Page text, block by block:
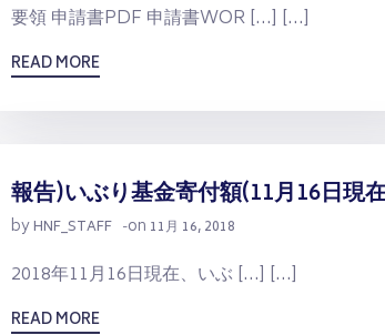
要領 申請書PDF 申請書WOR […] […]
READ MORE
報告)いぶり基金寄付額(11月16日現
byHNF_STAFF -on 11月 16, 2018
2018年11月16日現在、いぶ […] […]
READ MORE